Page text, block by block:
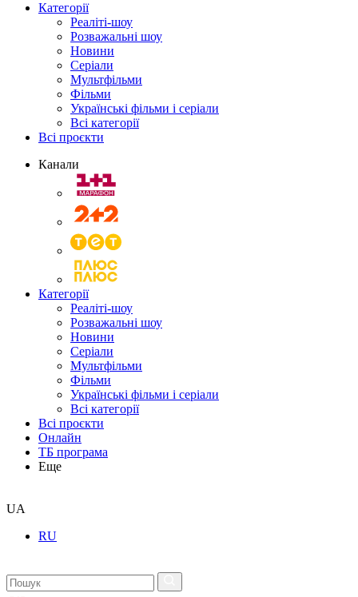
Категорії
Реаліті-шоу
Розважальні шоу
Новини
Серіали
Мультфільми
Фільми
Українські фільми і серіали
Всі категорії
Всі проєкти
Канали
Категорії
Реаліті-шоу
Розважальні шоу
Новини
Серіали
Мультфільми
Фільми
Українські фільми і серіали
Всі категорії
Всі проєкти
Онлайн
ТБ програма
Еще
UA
RU